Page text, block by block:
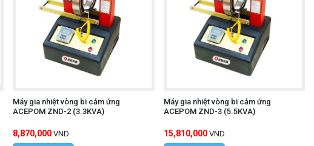
Máy gia nhiệt vòng bi cảm ứng
ACEPOM ZND-2 (3.3KVA)
8,870,000 VND
Máy gia nhiệt vòng bi cảm ứng
ACEPOM ZND-3 (5.5KVA)
15,810,000 VND